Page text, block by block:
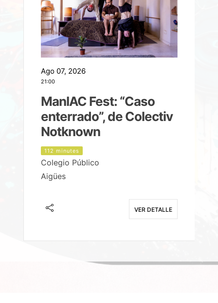
Ago 07, 2026
21:00
ManIAC Fest: “Caso
enterrado”, de Colectiv
Notknown
112 minutes
Colegio Público
Aigües
VER DETALLE